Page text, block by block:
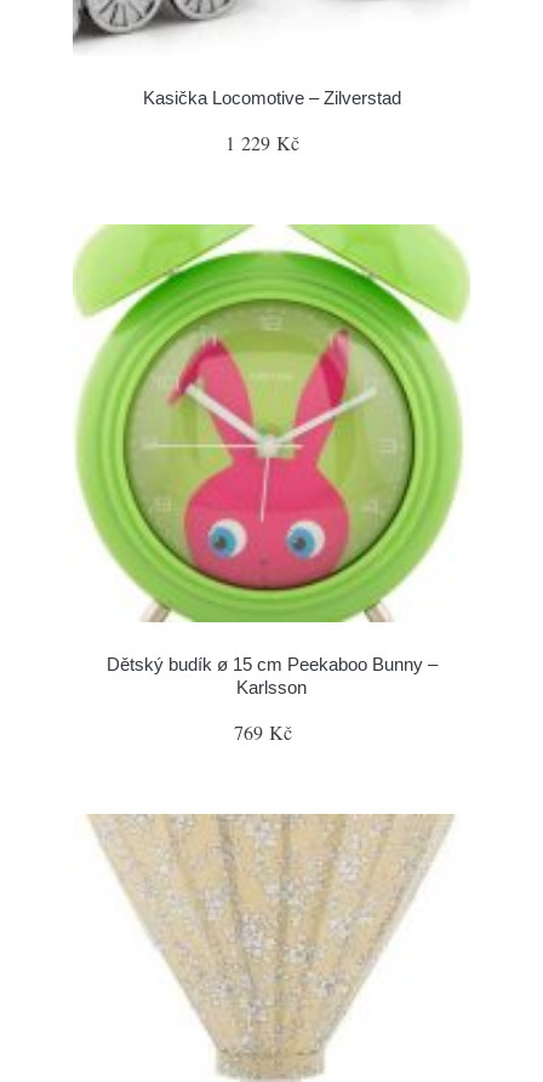
Kasička Locomotive – Zilverstad
1 229 Kč
Dětský budík ø 15 cm Peekaboo Bunny –
Karlsson
769 Kč